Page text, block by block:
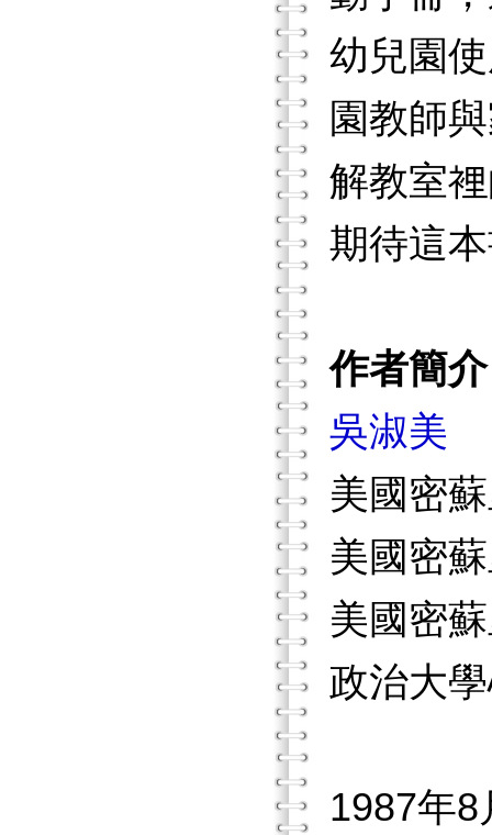
幼兒園
園教師
解教室
期待這
作者簡介
吳淑美
美國密
美國密
美國密
政治大
1987年